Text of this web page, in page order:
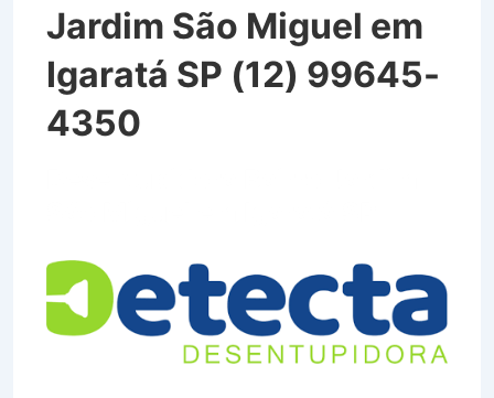
Jardim São Miguel em
Igaratá SP (12) 99645-
4350